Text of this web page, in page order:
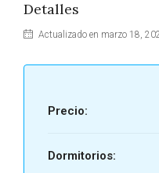
Detalles
Actualizado en marzo 18,
Precio:
Dormitorios: